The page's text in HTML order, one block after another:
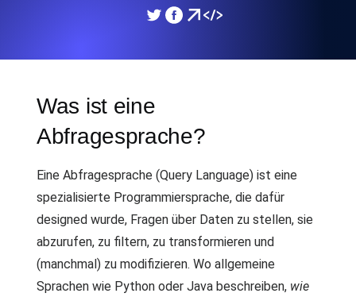
Was ist eine
Abfragesprache?
Eine Abfragesprache (Query Language) ist eine
spezialisierte Programmiersprache, die dafür
designed wurde, Fragen über Daten zu stellen, sie
abzurufen, zu filtern, zu transformieren und
(manchmal) zu modifizieren. Wo allgemeine
Sprachen wie Python oder Java beschreiben, wie